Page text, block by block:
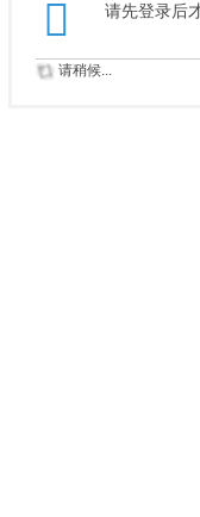
请先登录后
请稍候...